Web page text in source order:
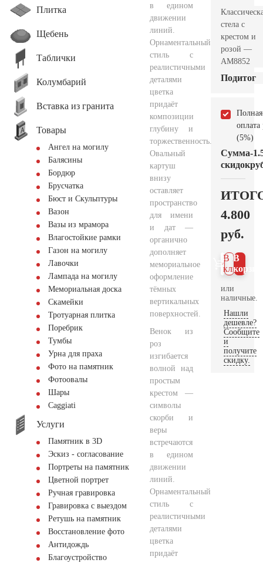
Плитка
Щебень
Таблички
Колумбарий
Вставка из гранита
Товары
Ангел на могилу
Балясины
Бордюр
Брусчатка
Бюст и Скульптуры
Вазон
Вазы из мрамора
Влагостойкие рамки
Газон на могилу
Лавочки
Лампада на могилу
Мемориальная доска
Скамейки
Тротуарная плитка
Поребрик
Тумбы
Урна для праха
Фото на памятник
Фотоовалы
Шары
Сaggiati
Услуги
Памятник в 3D
Эскиз - согласование
Портреты на памятник
Цветной портрет
Ручная гравировка
Гравировка с выездом
Ретушь на памятник
Восстановление фото
Антидождь
Благоустройство
в едином
движении
линий.
Орнаментальный
стиль с
реалистичными
деталями
цветка
придаёт
композиции
глубину и
торжественность.
Овальный
картуш
внизу
оставляет
пространство
для имени
и дат —
органично
дополняет
мемориальное
оформление
тёмных
вертикальных
поверхностей.
Венок из
роз
изгибается
волной над
простым
крестом —
символы
скорби и
веры
встречаются
в едином
движении
линий.
Орнаментальный
стиль с
реалистичными
деталями
цветка
придаёт
стела с
крестом и
розой —
AM8852
Подитог
Полная
оплата
(5%)
Сумма
скидок
-
4.800
руб.
В
В 1
клик
или
наличные.
Нашли
дешевле?
Сообщите
и
получите
скидку.